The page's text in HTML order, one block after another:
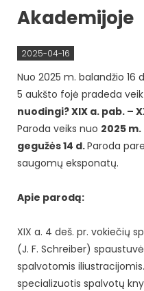
Akademijoje
2025-04-16
Nuo 2025 m. balandžio 16
5 aukšto fojė pradeda
nuodingi? XIX a. pab. –
Paroda veiks nuo 2025
gegužės 14 d.Paroda
saugomų eksponatų.
Apie parodą:
XIX a. 4 deš. pr. vokiečių
(J. F. Schreiber)
spalvotomis
specializuotis spalvotų